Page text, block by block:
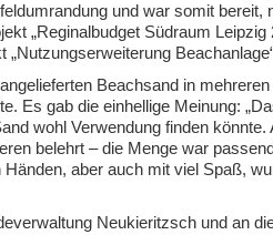
und war somit bereit,
„Reginalbudget Südraum
Beachsand in
Es gab die einhellige Meinung:
wohl Verwendung finden
belehrt – die Menge war
aber auch mit viel Spaß,
Neukieritzsch und an